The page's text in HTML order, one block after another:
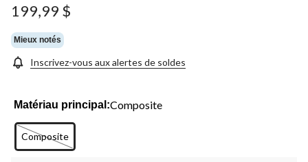
199,99 $
Mieux notés
Inscrivez-vous aux alertes de soldes
Matériau principal:Composite
Composite